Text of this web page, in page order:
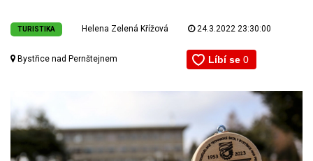
TURISTIKA Helena Zelená Křížová 24.3.2022 23:30:00
Bystřice nad Pernštejnem